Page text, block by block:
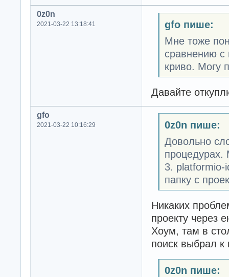
0z0n
2021-03-22 13:18:41
gfo пише:
Мне тоже
сравнению с
криво. Могу
Давайте
gfo
2021-03-22 10:16:29
0z0n пише:
Довольно
процедурах.
3. platformio-
папку с
Никаких
проекту через
Хоум, там в
поиск выбрал к
0z0n пише: